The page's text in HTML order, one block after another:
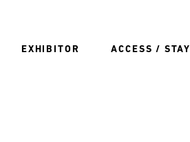
EXHIBITOR ACCESS / STAY